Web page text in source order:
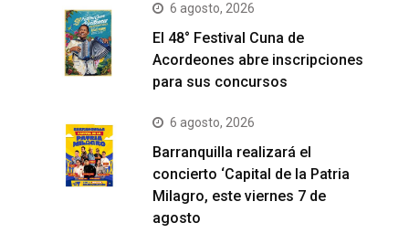
6 agosto, 2026
El 48° Festival Cuna de
Acordeones abre inscripciones
para sus concursos
6 agosto, 2026
Barranquilla realizará el
concierto ‘Capital de la Patria
Milagro, este viernes 7 de
agosto